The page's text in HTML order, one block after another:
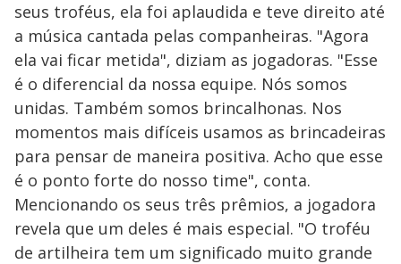
seus troféus, ela foi aplaudida e teve direito até
a música cantada pelas companheiras. "Agora
ela vai ficar metida", diziam as jogadoras. "Esse
é o diferencial da nossa equipe. Nós somos
unidas. Também somos brincalhonas. Nos
momentos mais difíceis usamos as brincadeiras
para pensar de maneira positiva. Acho que esse
é o ponto forte do nosso time", conta.
Mencionando os seus três prêmios, a jogadora
revela que um deles é mais especial. "O troféu
de artilheira tem um significado muito grande